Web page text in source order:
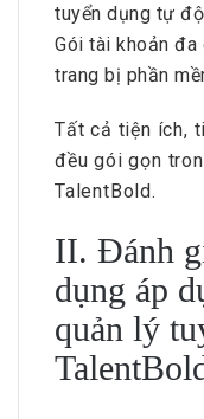
tuyển dụng tự
Gói tài khoản
trang bị phần
Tất cả tiện ích,
đều gói gọn
TalentBold.
II. Đánh
dụng áp
quản lý